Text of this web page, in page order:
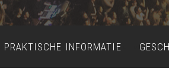
PRAKTISCHE INFORMATIE